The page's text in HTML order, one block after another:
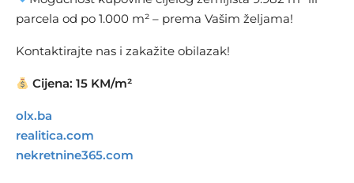
parcela od po 1.000 m² – prema Vašim željama!
Kontaktirajte nas i zakažite obilazak!
Cijena: 15 KM/m²
olx.ba
realitica.com
nekretnine365.com